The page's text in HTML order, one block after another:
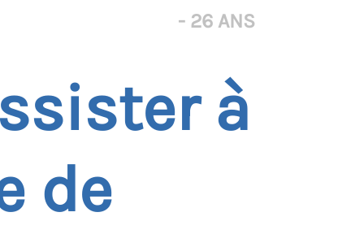
- 26 ANS
à
de